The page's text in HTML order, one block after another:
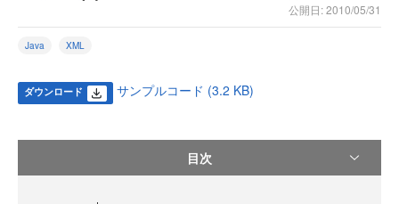
公開日: 2010/05/31
Java XML
ダウンロード サンプルコード (3.2 KB)
目次